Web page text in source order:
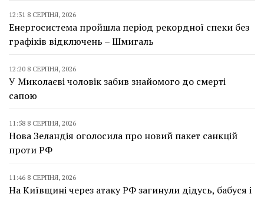
12:31 8 СЕРПНЯ, 2026
Енергосистема пройшла період рекордної спеки без
графіків відключень – Шмигаль
12:20 8 СЕРПНЯ, 2026
У Миколаєві чоловік забив знайомого до смерті
сапою
11:58 8 СЕРПНЯ, 2026
Нова Зеландія оголосила про новий пакет санкцій
проти РФ
11:46 8 СЕРПНЯ, 2026
На Київщині через атаку РФ загинули дідусь, бабуся і